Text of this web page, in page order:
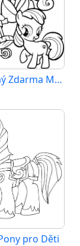
Tisknutelný Zdarma Můj malý Pony
pro Děti